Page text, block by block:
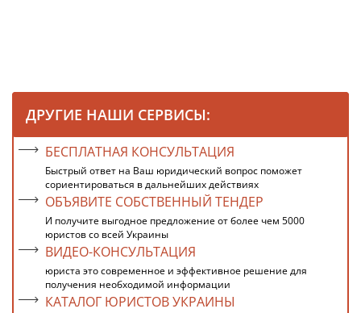
ДРУГИЕ НАШИ СЕРВИСЫ:
БЕСПЛАТНАЯ КОНСУЛЬТАЦИЯ
Быстрый ответ на Ваш юридический вопрос поможет
сориентироваться в дальнейших действиях
ОБЪЯВИТЕ СОБСТВЕННЫЙ ТЕНДЕР
И получите выгодное предложение от более чем 5000
юристов со всей Украины
ВИДЕО-КОНСУЛЬТАЦИЯ
юриста это современное и эффективное решение для
получения необходимой информации
КАТАЛОГ ЮРИСТОВ УКРАИНЫ